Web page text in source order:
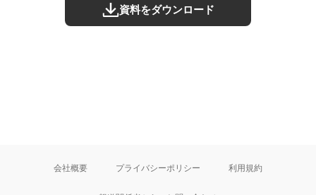
資料をダウンロード
会社概要 プライバシーポリシー 利用規約